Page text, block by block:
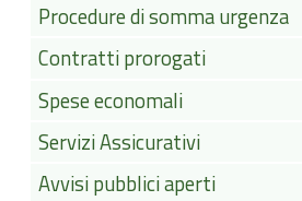
Procedure di somma urgenza
Contratti prorogati
Spese economali
Servizi Assicurativi
Avvisi pubblici aperti